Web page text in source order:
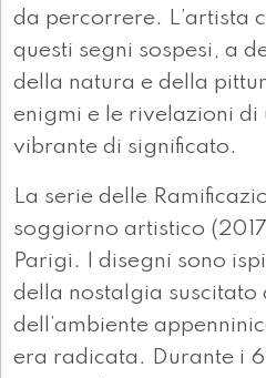
da percorrere. L’artista
questi segni sospesi, a
della natura e della
enigmi e le rivelazioni di
vibrante di significato.
La serie delle
soggiorno artistico
Parigi. I disegni sono
della nostalgia
dell’ambiente
era radicata. Durante i